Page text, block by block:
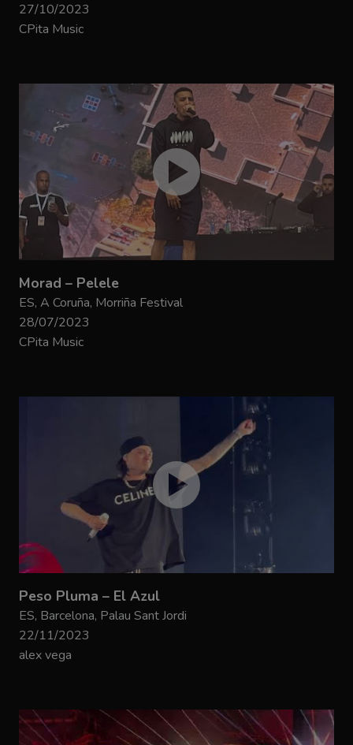
27/10/2023
CPita Music
Morad – Pelele
ES, A Coruña, Morriña Festival
28/07/2023
CPita Music
Peso Pluma – El Azul
ES, Barcelona, Palau Sant Jordi
22/11/2023
alex vega